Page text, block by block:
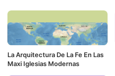
La Arquitectura De La Fe En Las
Maxi Iglesias Modernas